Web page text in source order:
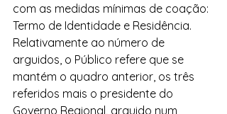
com as medidas mínimas de coação:
Termo de Identidade e Residência.
Relativamente ao número de
arguidos, o Público refere que se
mantém o quadro anterior, os três
referidos mais o presidente do
Governo Regional, arguido num